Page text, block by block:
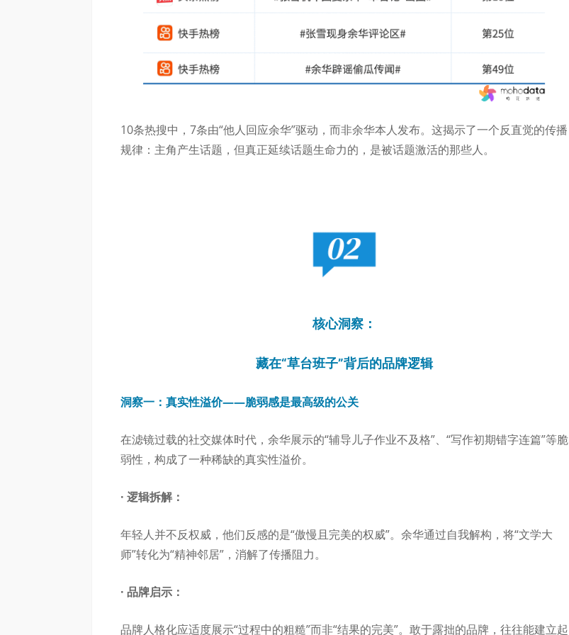
10条热搜中，7条由“他人回应余华”驱动，而非余华本人发布。这揭示了一个反直觉的传播
规律：主角产生话题，但真正延续话题生命力的，是被话题激活的那些人。
核心洞察：
藏在“草台班子”背后的品牌逻辑
洞察一：真实性溢价——脆弱感是最高级的公关
在滤镜过载的社交媒体时代，余华展示的“辅导儿子作业不及格”、“写作初期错字连篇”等脆
弱性，构成了一种稀缺的真实性溢价。
· 逻辑拆解：
年轻人并不反权威，他们反感的是“傲慢且完美的权威”。余华通过自我解构，将“文学大
师”转化为“精神邻居”，消解了传播阻力。
· 品牌启示：
品牌人格化应适度展示“过程中的粗糙”而非“结果的完美”。敢于露拙的品牌，往往能建立起